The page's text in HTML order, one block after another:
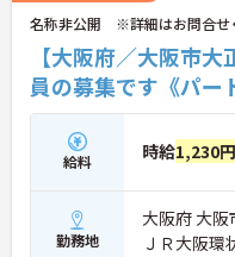
名称非公開 ※詳細はお問合せ
【大阪府／大阪市
員の募集です《パー
給料 時給1,230
勤務地
大阪府 大阪
ＪＲ大阪環